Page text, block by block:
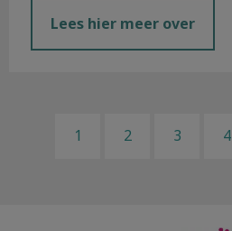
Lees hier meer over
1 2 3 4